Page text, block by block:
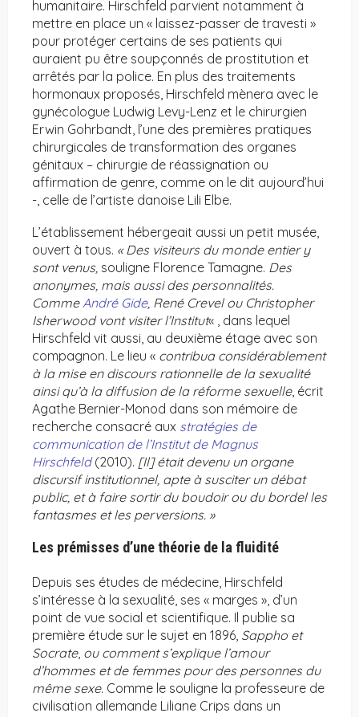
humanitaire. Hirschfeld parvient notamment à
mettre en place un « laissez-passer de travesti »
pour protéger certains de ses patients qui
auraient pu être soupçonnés de prostitution et
arrêtés par la police. En plus des traitements
hormonaux proposés, Hirschfeld mènera avec le
gynécologue Ludwig Levy-Lenz et le chirurgien
Erwin Gohrbandt, l’une des premières pratiques
chirurgicales de transformation des organes
génitaux – chirurgie de réassignation ou
affirmation de genre, comme on le dit aujourd’hui
-, celle de l’artiste danoise Lili Elbe.
L’établissement hébergeait aussi un petit musée,
ouvert à tous. « Des visiteurs du monde entier y
sont venus, souligne Florence Tamagne. Des
anonymes, mais aussi des personnalités.
Comme André Gide, René Crevel ou Christopher
Isherwood vont visiter l’Institut« , dans lequel
Hirschfeld vit aussi, au deuxième étage avec son
compagnon. Le lieu « contribua considérablement
à la mise en discours rationnelle de la sexualité
ainsi qu’à la diffusion de la réforme sexuelle, écrit
Agathe Bernier-Monod dans son mémoire de
recherche consacré aux stratégies de
communication de l’Institut de Magnus
Hirschfeld(2010). [Il] était devenu un organe
discursif institutionnel, apte à susciter un débat
public, et à faire sortir du boudoir ou du bordel les
fantasmes et les perversions. »
Les prémisses d’une théorie de la fluidité
Depuis ses études de médecine, Hirschfeld
s’intéresse à la sexualité, ses « marges », d’un
point de vue social et scientifique. Il publie sa
première étude sur le sujet en 1896, Sappho et
Socrate, ou comment s’explique l’amour
d’hommes et de femmes pour des personnes du
même sexe. Comme le souligne la professeure de
civilisation allemande Liliane Crips dans un